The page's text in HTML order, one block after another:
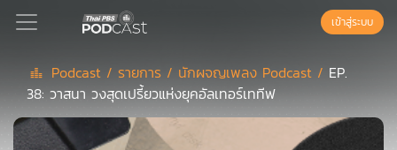
Podcast
เข้าสู่ระบบ
Podcast / รายการ / นักผจญเพลง Podcast / EP.
38: วาสนา วงสุดเปรี้ยวแห่งยุคอัลเทอร์เททีฟ